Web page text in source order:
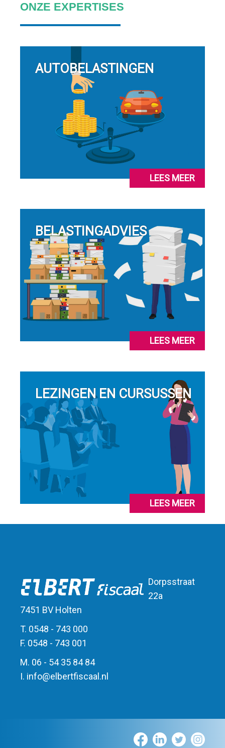
ONZE EXPERTISES
AUTOBELASTINGEN
LEES MEER
BELASTINGADVIES
LEES MEER
LEZINGEN EN CURSUSSEN
LEES MEER
Dorpsstraat
22a
7451 BV Holten
T. 0548 - 743 000
F. 0548 - 743 001
M. 06 - 54 35 84 84
I. info@elbertfiscaal.nl